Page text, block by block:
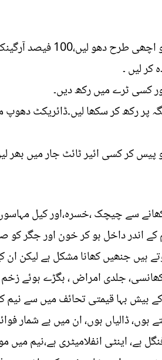
کر لیں ۔
کسی ٹرے میں رکھ دیں۔
رکھ کر سکھا لیں۔ڈائریکٹ دھوپ
کر کسی ائیر ٹائٹ جار میں بھر
سے چیچک ،خسرہ،اور کیل
کے اندر داخل ہو کر خون اور جگر
ہیں جنھیں کھانا مشکل ہے لیکن
جلدی امراض ، بگڑے ہوئے
بیش بہا قیمتی تحائف میں سے نیم
ہوں، ڈالیاں ہوں، ان میں بے شمار
ہے، اینٹی انفلامیٹری ہے،نیم